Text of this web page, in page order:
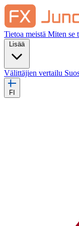
Tietoa meistä Miten se
Lisää
Välittäjien vertailu
FI